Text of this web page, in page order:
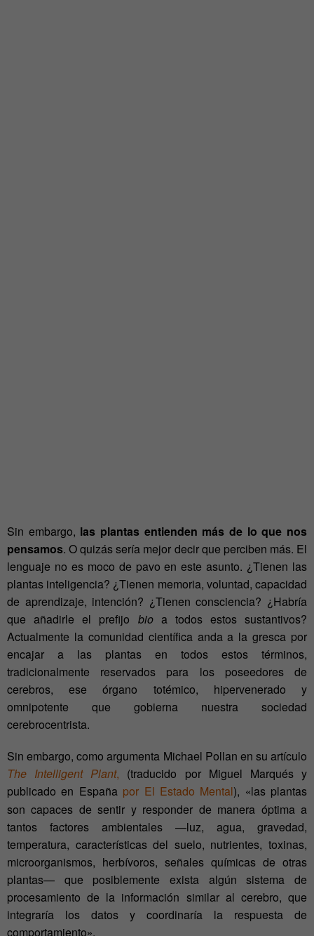
Sin embargo, las plantas entienden más de lo que nos
pensamos. O quizás sería mejor decir que perciben más. El
lenguaje no es moco de pavo en este asunto. ¿Tienen las
plantas inteligencia? ¿Tienen memoria, voluntad, capacidad
de aprendizaje, intención? ¿Tienen consciencia? ¿Habría
que añadirle el prefijo bioa todos estos sustantivos?
Actualmente la comunidad científica anda a la gresca por
encajar a las plantas en todos estos términos,
tradicionalmente reservados para los poseedores de
cerebros, ese órgano totémico, hipervenerado y
omnipotente que gobierna nuestra sociedad
cerebrocentrista.
Sin embargo, como argumenta Michael Pollan en su artículo
The Intelligent Plant, (traducido por Miguel Marqués y
publicado en España por El Estado Mental), «las plantas
son capaces de sentir y responder de manera óptima a
tantos factores ambientales —luz, agua, gravedad,
temperatura, características del suelo, nutrientes, toxinas,
microorganismos, herbívoros, señales químicas de otras
plantas— que posiblemente exista algún sistema de
procesamiento de la información similar al cerebro, que
integraría los datos y coordinaría la respuesta de
comportamiento».